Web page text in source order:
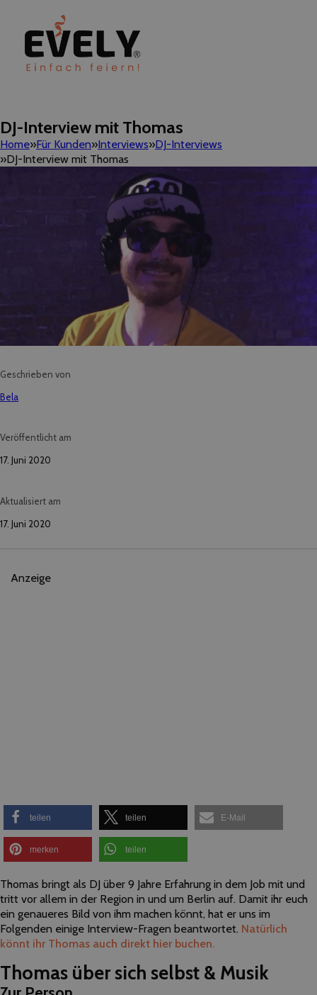
DJ-Interview mit Thomas
Home Für Kunden Interviews DJ-Interviews
DJ-Interview mit Thomas
Geschrieben von
Bela
Veröffentlicht am
17. Juni 2020
Aktualisiert am
17. Juni 2020
Anzeige
teilen teilen E-Mail
merken teilen
Thomas bringt als DJ über 9 Jahre Erfahrung in dem Job mit und
tritt vor allem in der Region in und um Berlin auf. Damit ihr euch
ein genaueres Bild von ihm machen könnt, hat er uns im
Folgenden einige Interview-Fragen beantwortet. Natürlich
könnt ihr Thomas auch direkt hier buchen.
Thomas über sich selbst & Musik